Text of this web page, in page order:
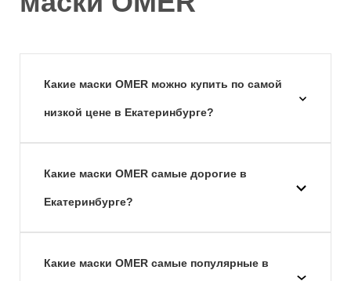
Какие маски OMER можно купить по самой
низкой цене в Екатеринбурге?
Какие маски OMER самые дорогие в
Екатеринбурге?
Какие маски OMER самые популярные в